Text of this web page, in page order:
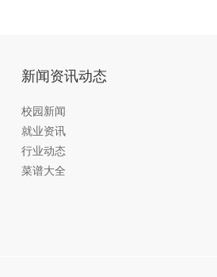
新闻资讯动态
校园新闻
就业资讯
行业动态
菜谱大全
，老师一对一指导，着重
能，毕业后在职场更有优势